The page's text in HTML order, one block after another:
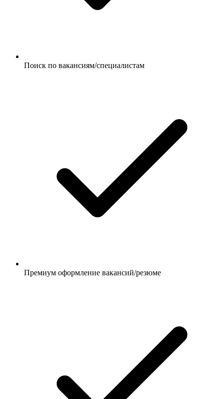
Поиск по вакансиям/специалистам
Премиум оформление вакансий/резюме